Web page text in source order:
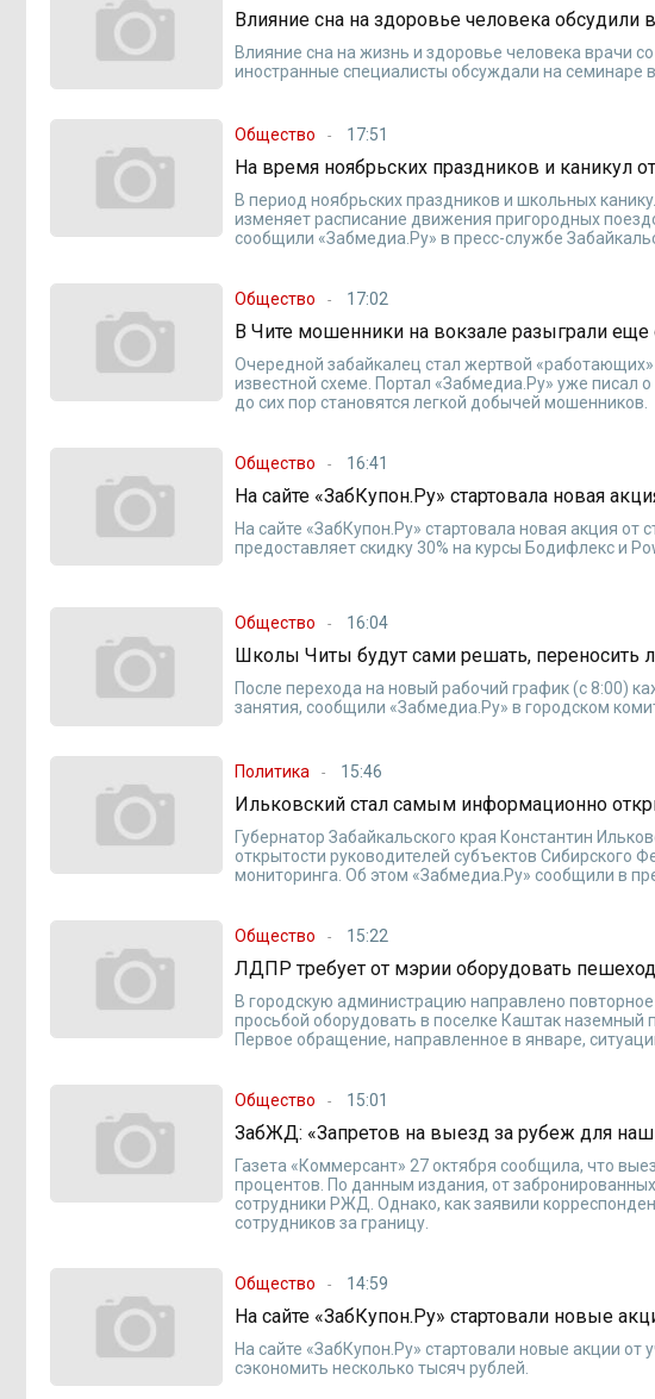
Влияние сна на здоровье человека обсудили
Влияние сна на жизнь и здоровье человека врачи
иностранные специалисты обсуждали на семинаре
Общество 17:51
На время ноябрьских праздников и каникул
В период ноябрьских праздников и школьных
изменяет расписание движения пригородных
сообщили «Забмедиа.Ру» в пресс-службе
Общество 17:02
В Чите мошенники на вокзале разыграли
Очередной забайкалец стал жертвой
известной схеме. Портал «Забмедиа.Ру» уже писал
до сих пор становятся легкой добычей мошенников.
Общество 16:41
На сайте «ЗабКупон.Ру» стартовала новая
На сайте «ЗабКупон.Ру» стартовала новая акция
предоставляет скидку 30% на курсы Бодифлекс и
Общество 16:04
Школы Читы будут сами решать, переносить
После перехода на новый рабочий график (с 8:00)
занятия, сообщили «Забмедиа.Ру» в городском
Политика 15:46
Ильковский стал самым информационно
Губернатор Забайкальского края Константин
открытости руководителей субъектов Сибирского
мониторинга. Об этом «Забмедиа.Ру» сообщили в
Общество 15:22
ЛДПР требует от мэрии оборудовать
В городскую администрацию направлено
просьбой оборудовать в поселке Каштак наземный
Первое обращение, направленное в январе,
Общество 15:01
ЗабЖД: «Запретов на выезд за рубеж для
Газета «Коммерсант» 27 октября сообщила, что
процентов. По данным издания, от
сотрудники РЖД. Однако, как заявили
сотрудников за границу.
Общество 14:59
На сайте «ЗабКупон.Ру» стартовали новые
На сайте «ЗабКупон.Ру» стартовали новые акции
сэкономить несколько тысяч рублей.